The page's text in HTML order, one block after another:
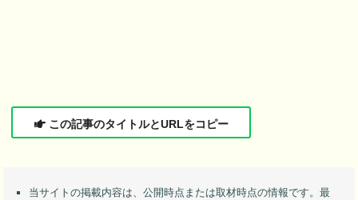
この記事のタイトルとURLをコピー
当サイトの掲載内容は、公開時点または取材時点の情報です。最